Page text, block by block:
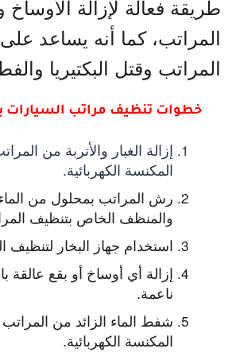
طريقة فعالة لإزالة الأوساخ
المراتب، كما أنه يساعد
المراتب وقتل البكتيريا
خطوات تنظيف مراتب السيارات
إزالة الغبار والأتربة من
المكنسة الكهربائية.
رش المراتب بمحلول من
والمنظف الخاص بتنظيف
استخدام جهاز البخار لتنظيف
إزالة أي أوساخ أو بقع عالقة
ناعمة.
شفط الماء الزائد من
المكنسة الكهربائية.